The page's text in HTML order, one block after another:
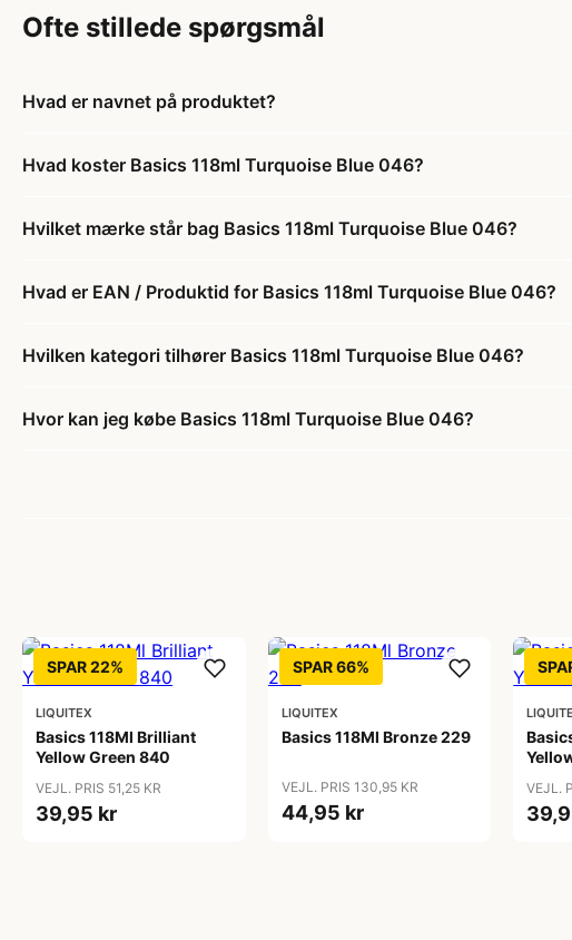
Ofte stillede spørgsmål
Hvad er navnet på produktet?
Hvad koster Basics 118ml Turquoise Blue 046?
Hvilket mærke står bag Basics 118ml Turquoise Blue 046?
Hvad er EAN / Produktid for Basics 118ml Turquoise Blue 046?
Hvilken kategori tilhører Basics 118ml Turquoise Blue 046?
Hvor kan jeg købe Basics 118ml Turquoise Blue 046?
SPAR 22%
LIQUITEX
Basics 118Ml Brilliant
Yellow Green 840
VEJL. PRIS 51,25 KR
39,95 kr
SPAR 66%
LIQUITEX
Basics 118Ml Bronze 229
VEJL. PRIS 130,95 KR
44,95 kr
VEJL.